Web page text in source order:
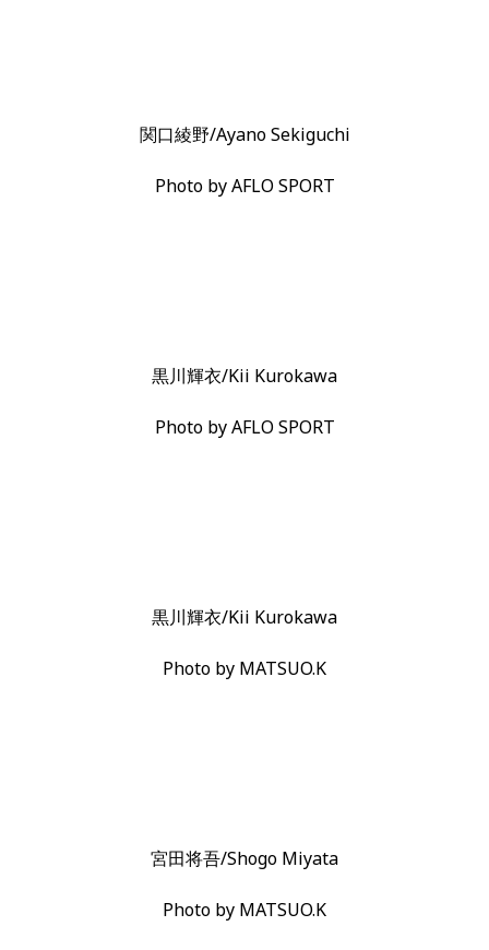
関口綾野/Ayano Sekiguchi
Photo by AFLO SPORT
黒川輝衣/Kii Kurokawa
Photo by AFLO SPORT
黒川輝衣/Kii Kurokawa
Photo by MATSUO.K
宮田将吾/Shogo Miyata
Photo by MATSUO.K